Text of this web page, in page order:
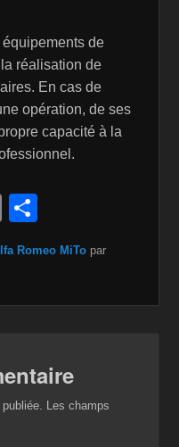
de
réalisation de
En cas de
opération, de ses
capacité à la
C
p
k
ta
Romeo MiTo par
Les champs